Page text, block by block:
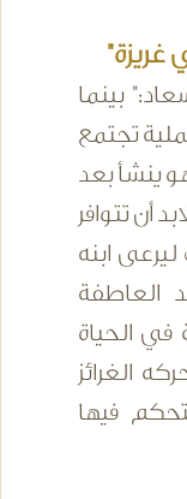
غريزة"
بينما
تجتمع
ينشأ بعد
أن تتوافر
ابنه
العاطفة
في الحياة
الغرائز
فيها